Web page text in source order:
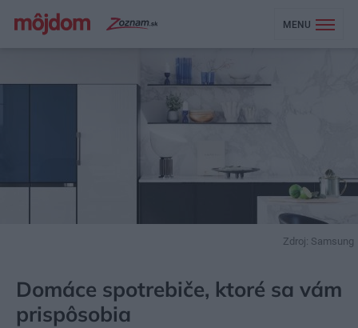
MENU
Zdroj: Samsung
Domáce spotrebiče, ktoré sa vám
prispôsobia